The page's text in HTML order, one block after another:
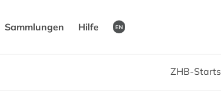
Sammlungen Hilfe EN
ZHB-